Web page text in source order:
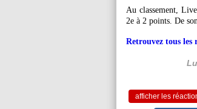
Au classement,
2e à 2 points. De
Retrouvez tous les
afficher les